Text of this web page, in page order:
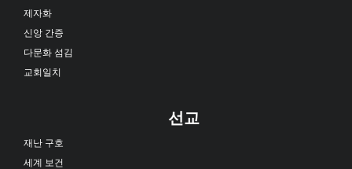
제자화
신앙 간증
다문화 섬김
교회일치
선교
재난 구호
세계 보건